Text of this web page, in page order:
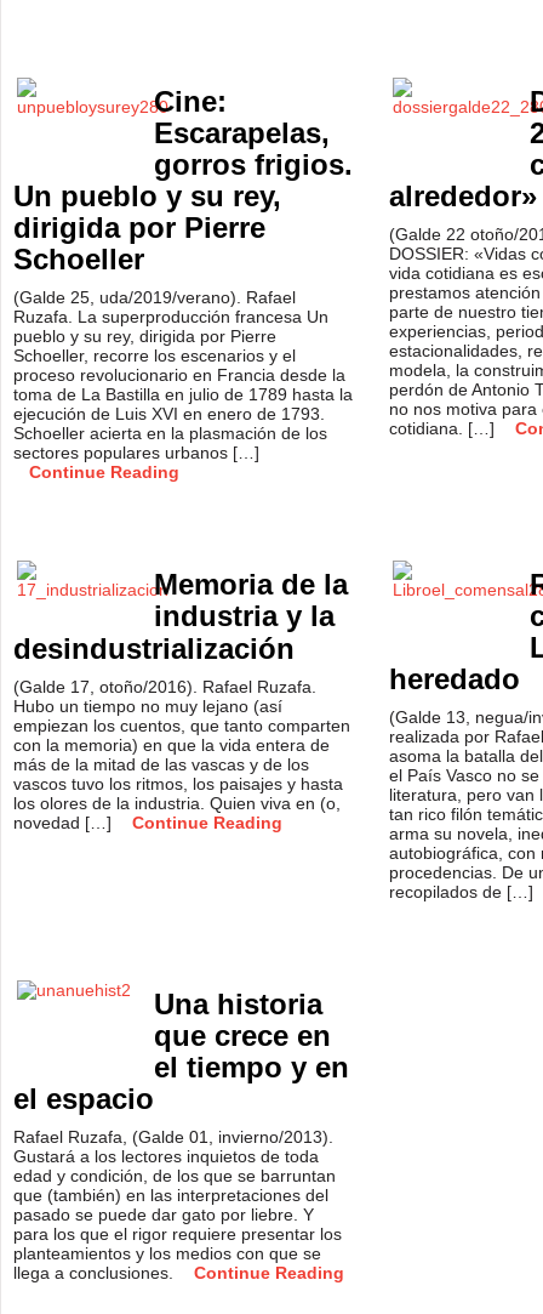
Cine:
Escarapelas,
gorros frigios.
Un pueblo y su rey,
dirigida por Pierre
Schoeller
(Galde 25, uda/2019/verano). Rafael
Ruzafa. La superproducción francesa Un
pueblo y su rey, dirigida por Pierre
Schoeller, recorre los escenarios y el
proceso revolucionario en Francia desde la
toma de La Bastilla en julio de 1789 hasta la
ejecución de Luis XVI en enero de 1793.
Schoeller acierta en la plasmación de los
sectores populares urbanos […]
Continue Reading
alrededor»
(Galde 22 otoño/
DOSSIER: «Vidas
vida cotidiana es
prestamos
parte de nuestro
experiencias,
estacionalidades,
modela, la
perdón de Antonio
no nos motiva
cotidiana. […]
Memoria de la
industria y la
desindustrialización
(Galde 17, otoño/2016). Rafael Ruzafa.
Hubo un tiempo no muy lejano (así
empiezan los cuentos, que tanto comparten
con la memoria) en que la vida entera de
más de la mitad de las vascas y de los
vascos tuvo los ritmos, los paisajes y hasta
los olores de la industria. Quien viva en (o,
novedad […]
Continue Reading
heredado
(Galde 13, negua/
realizada por
asoma la batalla
el País Vasco no
literatura, pero van
tan rico filón
arma su novela,
autobiográfica, con
procedencias. De
recopilados de […]
Una historia
que crece en
el tiempo y en
el espacio
Rafael Ruzafa, (Galde 01, invierno/2013).
Gustará a los lectores inquietos de toda
edad y condición, de los que se barruntan
que (también) en las interpretaciones del
pasado se puede dar gato por liebre. Y
para los que el rigor requiere presentar los
planteamientos y los medios con que se
llega a conclusiones.
Continue Reading